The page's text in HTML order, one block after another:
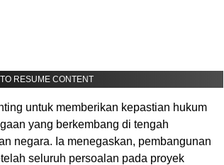
RESUME CONTENT
untuk memberikan kepastian hukum
yang berkembang di tengah
negara. Ia menegaskan, pembangunan
seluruh persoalan pada proyek